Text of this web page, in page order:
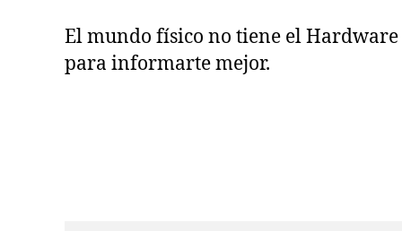
El mundo físico no tiene el
para informarte mejor.